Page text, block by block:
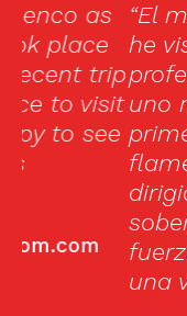
“El mejor
he visto
profesionales
uno me
primera vez
flamenco
dirigido a
soberbia y
fuerza. Un
una velada.”